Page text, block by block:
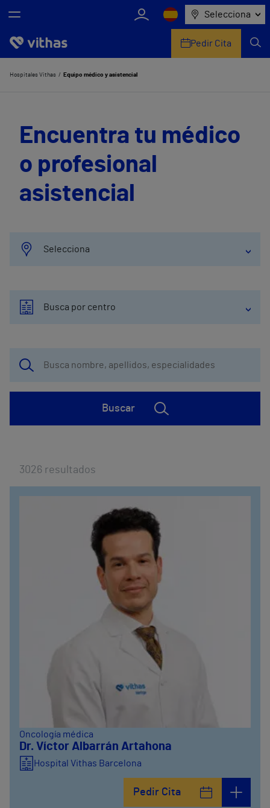
Selecciona
Nosotros
Servicios de salud
Equipo médico y asistencial
Información útil
Pedir Cita
Hospitales Vithas Equipo médico y asistencial
Encuentra tu médico
o profesional
asistencial
Selecciona
Busca por centro
Buscar
3026 resultados
Oncología médica
Dr. Víctor Albarrán Artahona
Hospital Vithas Barcelona
Pedir Cita